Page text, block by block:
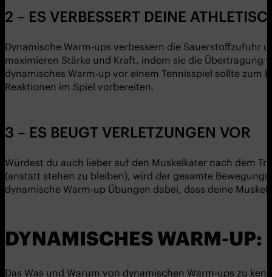
2 – ES VERBESSERT DEINE
Dynamische Warm-ups verbessern die Sauerstoffzufuhr
maximieren Stärke und Kraft, indem sie die
dynamisches Warm-up vor einem Tennisspiel sollte zum
Reaktionen im Spiel vorbereiten.
3 – ES BEUGT VERLETZUNGEN VOR
Würdest du auch lieber auf den Muskelkater nach dem
(anstatt stehen zu bleiben), wird der gesamte
dynamische Warm-up Übungen dabei, dass deine
DYNAMISCHES WARM-UP:
Das Was und Warum von dynamischen Warm-ups zu